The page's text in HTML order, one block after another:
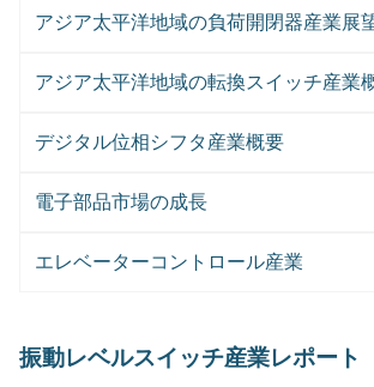
アジア太平洋地域の負荷開閉器産業展
アジア太平洋地域の転換スイッチ産業
デジタル位相シフタ産業概要
電子部品市場の成長
エレベーターコントロール産業
振動レベルスイッチ産業レポート